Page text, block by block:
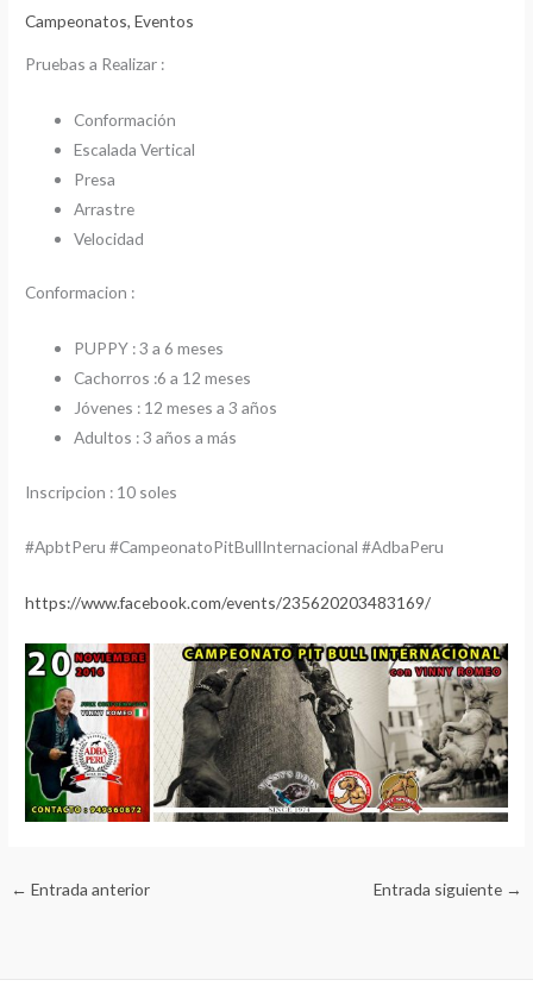
Campeonatos,Eventos
Pruebas a Realizar :
Conformación
Escalada Vertical
Presa
Arrastre
Velocidad
Conformacion :
PUPPY : 3 a 6 meses
Cachorros :6 a 12 meses
Jóvenes : 12 meses a 3 años
Adultos : 3 años a más
Inscripcion : 10 soles
#ApbtPeru #CampeonatoPitBullInternacional #AdbaPeru
https://www.facebook.com/events/235620203483169/
← Entrada anterior Entrada siguiente →